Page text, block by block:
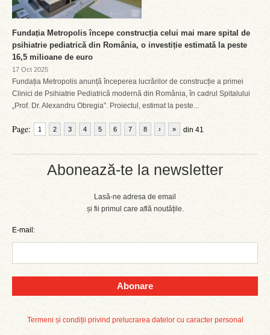
Abonează-te la newsletter
Lasă-ne adresa de email
și fii primul care află noutățile.
E-mail:
Abonare
Termeni și condiții privind prelucrarea datelor cu caracter personal
Fundația Metropolis începe construcția celui mai mare spital de
psihiatrie pediatrică din România, o investiție estimată la peste
16,5 milioane de euro
17 Oct 2025
Fundația Metropolis anunță începerea lucrărilor de construcție a primei
Clinici de Psihiatrie Pediatrică modernă din România, în cadrul Spitalului
„Prof. Dr. Alexandru Obregia”. Proiectul, estimat la peste...
Page: 1 2 3 4 5 6 7 8 din 41
› »